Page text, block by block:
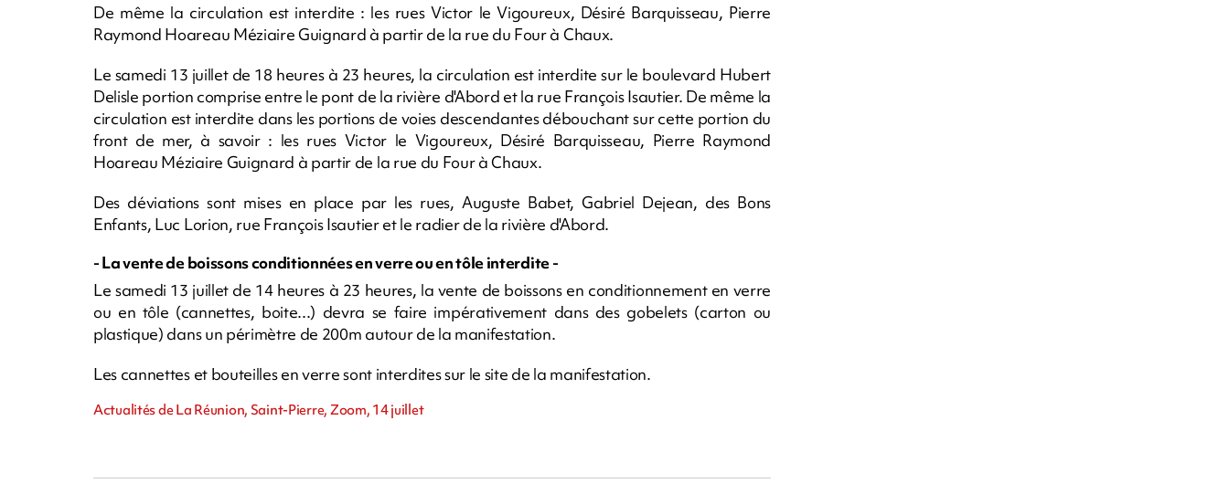
De même la circulation est interdite : les rues Victor le Vigoureux, Désiré Barquisseau, Pierre
Raymond Hoareau Méziaire Guignard à partir de la rue du Four à Chaux.
Le samedi 13 juillet de 18 heures à 23 heures, la circulation est interdite sur le boulevard Hubert
Delisle portion comprise entre le pont de la rivière d'Abord et la rue François Isautier. De même la
circulation est interdite dans les portions de voies descendantes débouchant sur cette portion du
front de mer, à savoir : les rues Victor le Vigoureux, Désiré Barquisseau, Pierre Raymond
Hoareau Méziaire Guignard à partir de la rue du Four à Chaux.
Des déviations sont mises en place par les rues, Auguste Babet, Gabriel Dejean, des Bons
Enfants, Luc Lorion, rue François Isautier et le radier de la rivière d'Abord.
- La vente de boissons conditionnées en verre ou en tôle interdite -
Le samedi 13 juillet de 14 heures à 23 heures, la vente de boissons en conditionnement en verre
ou en tôle (cannettes, boite...) devra se faire impérativement dans des gobelets (carton ou
plastique) dans un périmètre de 200m autour de la manifestation.
Les cannettes et bouteilles en verre sont interdites sur le site de la manifestation.
Actualités de La Réunion, Saint-Pierre, Zoom, 14 juillet